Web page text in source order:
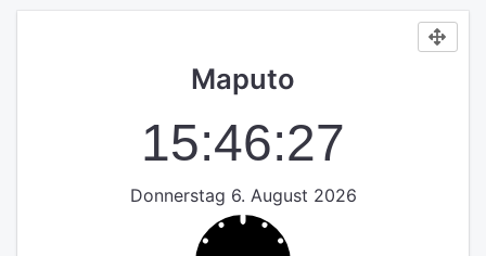
Maputo
15:46:27
Donnerstag 6. August 2026